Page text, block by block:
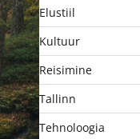
Elustiil
Kultuur
Reisimine
Tallinn
Tehnoloogia